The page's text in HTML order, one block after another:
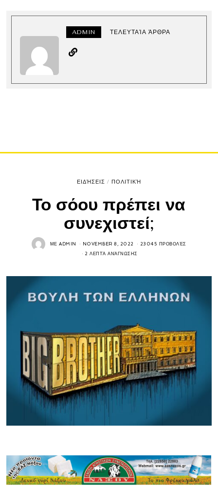
ADMIN ΤΕΛΕΥΤΑΊΑ ΆΡΘΡΑ
ΕΙΔΉΣΕΙΣ / ΠΟΛΙΤΙΚΉ
Το σόου πρέπει να
συνεχιστεί;
ΜΕADMIN NOVEMBER 8, 2022 23045 ΠΡΟΒΟΛΈΣ
2 ΛΕΠΤΆ ΑΝΆΓΝΩΣΗΣ